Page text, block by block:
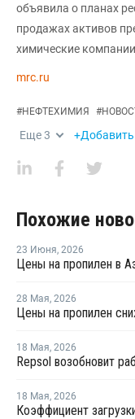
объявила о планах
продажах активов
химические
mrc.ru
#НЕФТЕХИМИЯ #
Еще3 +Добавить
Похожие
23 Июня, 2026
28 Мая, 2026
Цены на пропилен
18 Мая, 2026
18 Мая, 2026